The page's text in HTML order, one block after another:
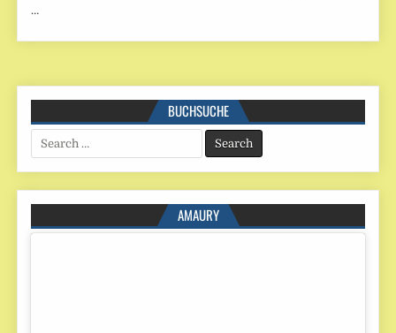
…
BUCHSUCHE
Search
for:
AMAURY